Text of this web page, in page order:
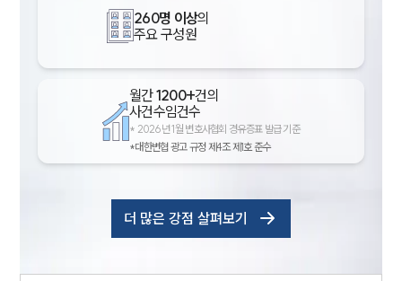
260명 이상의
주요 구성원
월간1200+건의
사건수임건수
* 2026년 1월 변호사협회 경유증표 발급 기준
*대한변협 광고 규정 제4조 제1호 준수
더 많은 강점 살펴보기